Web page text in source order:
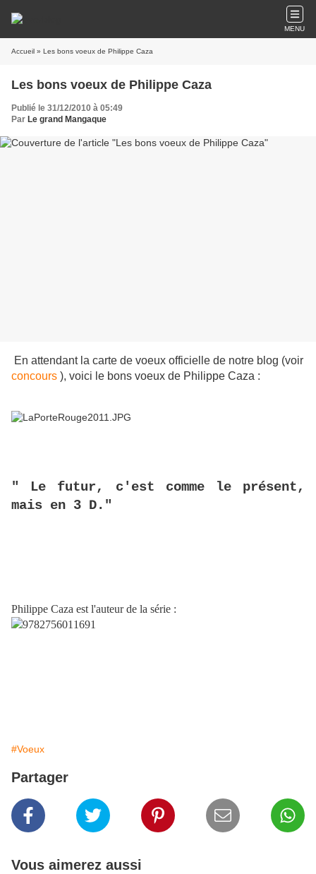
MENU
Accueil » Les bons voeux de Philippe Caza
Les bons voeux de Philippe Caza
Publié le 31/12/2010 à 05:49
Par Le grand Mangaque
En attendant la carte de voeux officielle de notre blog (voir
concours ), voici le bons voeux de Philippe Caza :
" Le futur, c'est comme le présent,
mais en 3 D."
Philippe Caza est l'auteur de la série :
#Voeux
Partager
Vous aimerez aussi